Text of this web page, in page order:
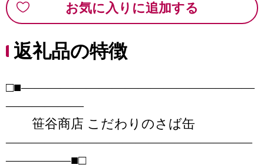
お気に入りに追加する
返礼品の特徴
□■――――――――――――――――――
――――――
笹谷商店 こだわりのさば缶
―――――――――――――――――――
―――――■□